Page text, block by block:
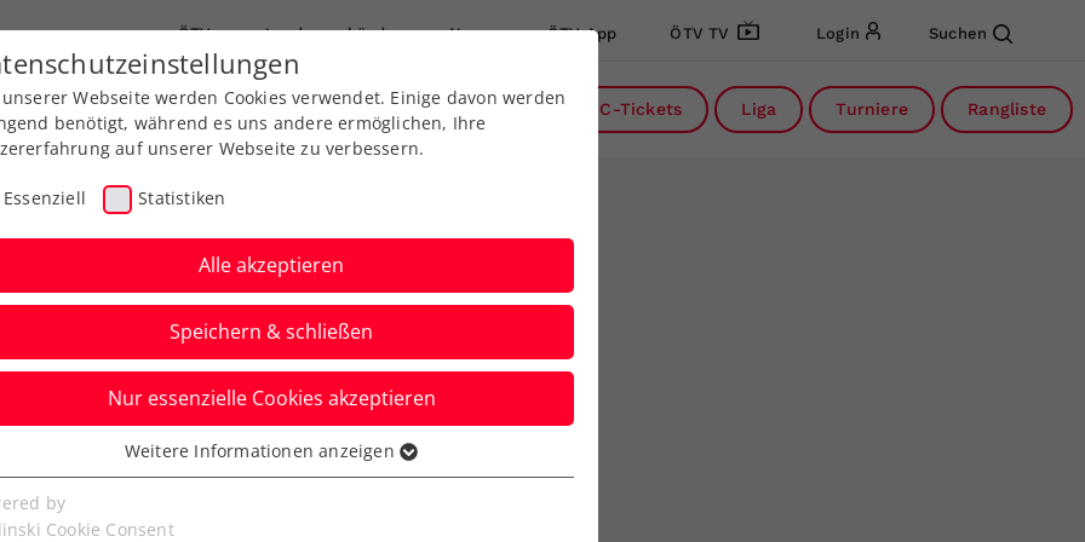
ÖTV Landesverbände News ÖTV App ÖTV TV Login Suchen
Ausbildungen Services Über uns DC-Tickets Liga Turniere Rangliste
2. Wien-Triumph
Erler/Miedler
Webseite werden Cookies verwendet. Einige davon werden
benötigt, während es uns andere ermöglichen, Ihre
auf unserer Webseite zu verbessern.
Essenziell Statistiken
Alle akzeptieren
Speichern & schließen
Nur essenzielle Cookies akzeptieren
Cookies werden für grundlegende Funktionen der
benötigt. Dadurch ist gewährleistet, dass die Webseite
Weitere Informationen anzeigen
by
Cookie Consent